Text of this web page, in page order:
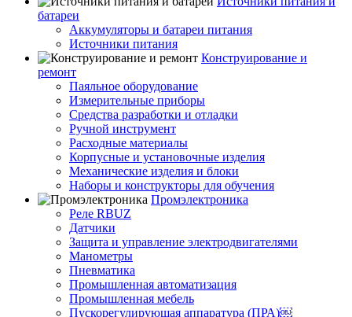
батареи
Аккумуляторы и батареи питания
Источники питания
Конструирование и
ремонт
Паяльное оборудование
Измерительные приборы
Средства разработки и отладки
Ручной инструмент
Расходные материалы
Корпусные и установочные изделия
Механические изделия и блоки
Наборы и конструкторы для обучения
Промэлектроника
Реле RBUZ
Датчики
Защита и управление электродвигателями
Манометры
Пневматика
Промышленная автоматизация
Промышленная мебель
Пускорегулирующая аппаратура (ПРА)￼